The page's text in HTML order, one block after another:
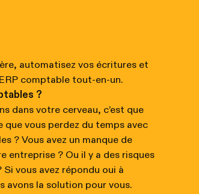
automatisez vos écritures et
comptable tout-en-un.
?
dans votre cerveau, c’est que
que vous perdez du temps avec
? Vous avez un manque de
entreprise ? Ou il y a des risques
vous avez répondu oui à
avons la solution pour vous.